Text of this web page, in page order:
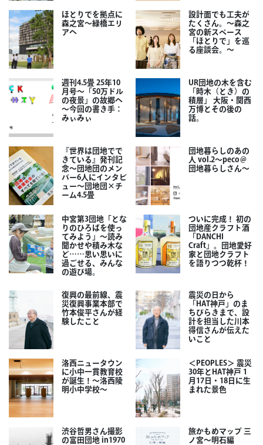
ほとりでを拠点に
森之宮～緑橋エリ
アへ
設計面でも工夫が
たくさん。～森之
宮の新スペース
「ほとりで」を巡
る座談会。～
週刊4.5畳 25年10
月号～「50万ドル
の夜景」の故郷へ
～今回の書き手：
みぃみぃ
UR団地の木を含む
「時木（とき）の
積層」 大阪・関西
万博とその後の
話。
『世界は団地でで
きている』発刊記
念～団地団のメン
バー6人にインタビ
ュー～団地団×チ
ーム4.5畳
団地暮らしのあの
人 vol.2～peco＠
団地暮らしさん～
中宮第3団地「とな
りのひろばを使っ
てみよう」～読み
聞かせや積み木な
ど……思い思いに
過ごせる、みんな
の遊び場。
ついに完成！ 初の
団地産クラフト酒
「DANCHI
Craft」。団地愛好
家と団地クラフト
を語りつつ乾杯！
復興の最前線、震
災復興事業本部で
竹本俊平さんが経
験したこと
震災の日から
「HAT神戸」のま
ちびらきまで、設
計を担当した川本
得信さんが伝えた
いこと
洛西ニュータウン
に小中一貫教育校
が誕生！～洛西陵
明小中学校～
＜PEOPLES＞ 震災
30年とHAT神戸 1
月17日・18日に生
まれた景色
渋谷哲男さん撮影
の富田団地 in1970
旅かもめマップ 三
ノ宮〜明石編